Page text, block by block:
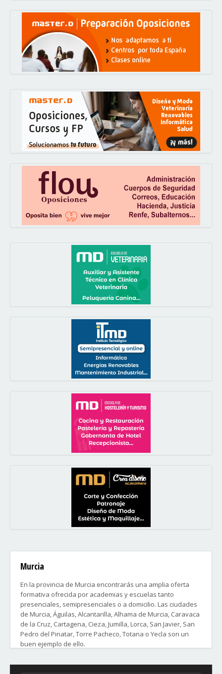
Murcia
En la provincia de Murcia encontrarás una amplia oferta
formativa ofrecida por academias y escuelas tanto
presenciales, semipresenciales o a domicilio. Las ciudades
de Murcia, Águilas, Alcantarilla, Alhama de Murcia, Caravaca
de la Cruz, Cartagena, Cieza, Jumilla, Lorca, San Javier, San
Pedro del Pinatar, Torre Pacheco, Totana o Yecla son un
buen ejemplo de ello.
Distritos y Barrios de la ciudad de Murcia: